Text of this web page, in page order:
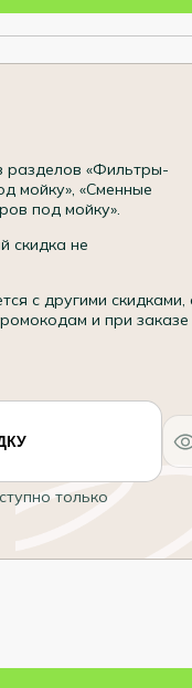
разделов «Фильтры-
мойку», «Сменные
под мойку».
скидка не
с другими скидками,
и при заказе
только